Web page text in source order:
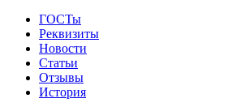
ГОСТы
Реквизиты
Новости
Статьи
Отзывы
История